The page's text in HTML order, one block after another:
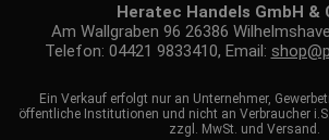
Heratec Handels GmbH &
Am Wallgraben 96 26386
Telefon: 04421 9833410, Email:
Ein Verkauf erfolgt nur an Unternehmer,
öffentliche Institutionen und nicht an Verbraucher
zzgl. MwSt. und Versand.